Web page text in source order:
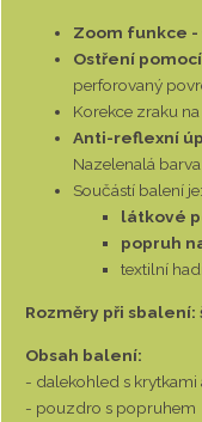
Zoom funkce -
Ostření
perforovaný
Korekce zraku
Anti-reflexní
Nazelenalá
Součástí balení je:
látkové
popruh
textilní
Rozměry při sbalení:
Obsah balení:
- dalekohled s
- pouzdro s popruhem